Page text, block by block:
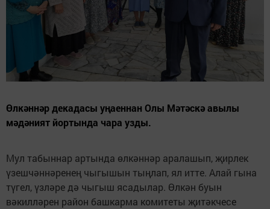
Өлкәннәр декадасы уңаеннан Олы Мәтәскә авылы
мәдәният йортында чара узды.
Мул табыннар артында өлкәннәр аралашып, җирлек
үзешчәннәренең чыгышын тыңлап, ял итте. Алай гына
түгел, үзләре дә чыгыш ясадылар. Өлкән буын
вәкилләрен район башкарма комитеты җитәкчесе